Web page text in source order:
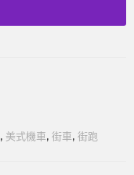
, 美式機車, 街車, 街跑